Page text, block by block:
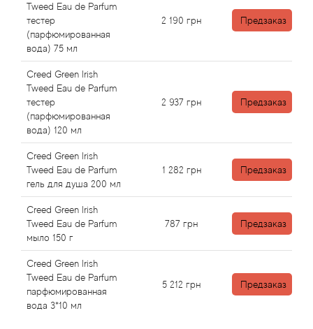
Tweed Eau de Parfum
тестер
(парфюмированная
вода) 75 мл
2 190 грн Предзаказ
Creed Green Irish
Tweed Eau de Parfum
тестер
(парфюмированная
вода) 120 мл
2 937 грн Предзаказ
Creed Green Irish
Tweed Eau de Parfum
гель для душа 200 мл
1 282 грн Предзаказ
Creed Green Irish
Tweed Eau de Parfum
мыло 150 г
787 грн Предзаказ
Creed Green Irish
Tweed Eau de Parfum
парфюмированная
вода 3*10 мл
5 212 грн Предзаказ
ArteOlfatto
Asabi
Asgharali
Atelier Cologne
Atelier Des Ors
Atelier Flou
Athena's
Atkinsons
Attar Collection